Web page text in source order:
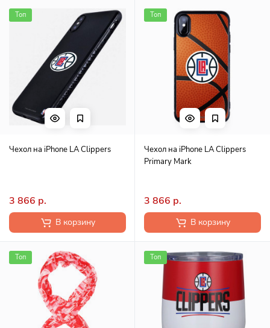
Топ
Чехол на iPhone LA Clippers
3 866 р.
В корзину
Топ
Чехол на iPhone LA Clippers
Primary Mark
3 866 р.
В корзину
Топ Топ